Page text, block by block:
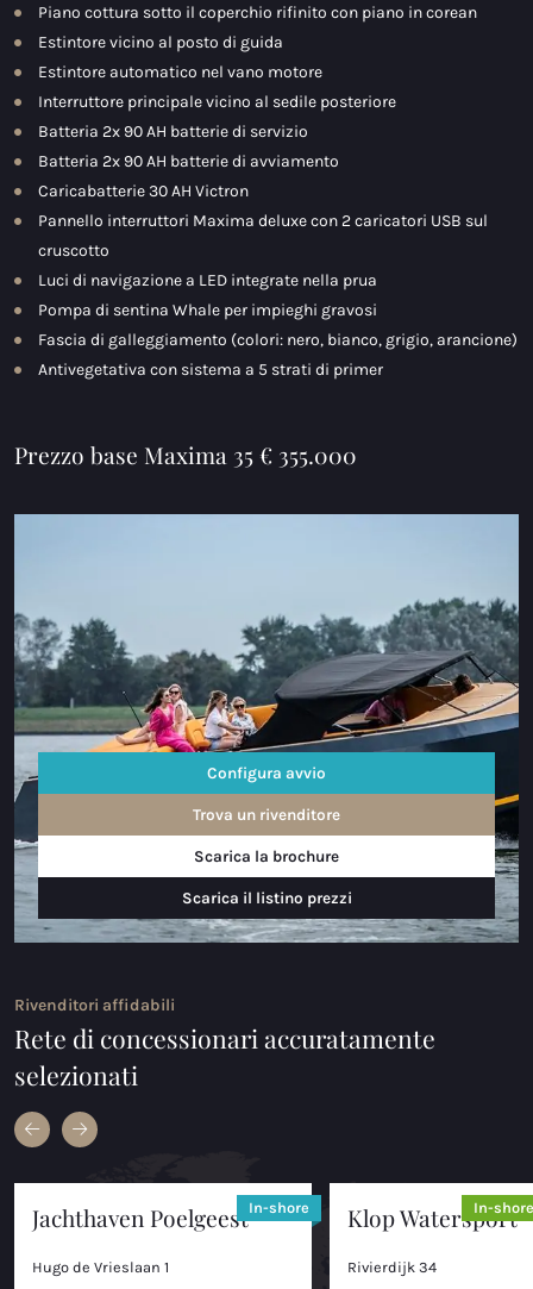
Piano cottura sotto il coperchio rifinito con piano in corean
Estintore vicino al posto di guida
Estintore automatico nel vano motore
Interruttore principale vicino al sedile posteriore
Batteria 2x 90 AH batterie di servizio
Batteria 2x 90 AH batterie di avviamento
Caricabatterie 30 AH Victron
Pannello interruttori Maxima deluxe con 2 caricatori USB sul
cruscotto
Luci di navigazione a LED integrate nella prua
Pompa di sentina Whale per impieghi gravosi
Fascia di galleggiamento (colori: nero, bianco, grigio, arancione)
Antivegetativa con sistema a 5 strati di primer
Prezzo base Maxima 35 € 355.000
Configura avvio
Trova un rivenditore
Scarica la brochure
Scarica il listino prezzi
Rivenditori affidabili
Rete di concessionari accuratamente
selezionati
Jachthaven Poelgeest
Hugo de Vrieslaan 1
In-shore Klop Watersport
Rivierdijk 34
In-